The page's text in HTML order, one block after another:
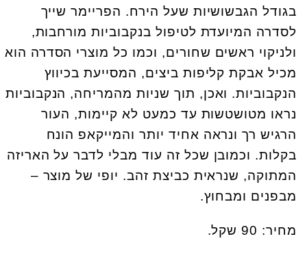
בגודל הגבשושיות שעל הירח. הפריימר שייך
לסדרה המיועדת לטיפול בנקבוביות מורחבות,
ולניקוי ראשים שחורים, וכמו כל מוצרי הסדרה הוא
מכיל אבקת קליפות ביצים, המסייעת בכיווץ
הנקבוביות. ואכן, תוך שניות מהמריחה, הנקבוביות
נראו מטושטשות עד כמעט לא קיימות, העור
הרגיש רך ונראה אחיד יותר והמייקאפ הונח
בקלות. וכמובן שכל זה עוד מבלי לדבר על האריזה
המתוקה, שנראית כביצת זהב. יופי של מוצר –
מבפנים ומבחוץ.
מחיר: 90 שקל.